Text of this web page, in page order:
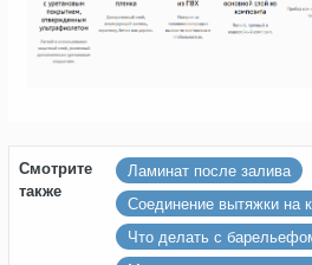
Смотрите
также
Ламинат после залива
Соединение вытяжки на
Что делать с